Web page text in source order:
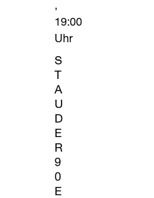
19:00
Uhr
S
A
U
D
E
R
9
0
E